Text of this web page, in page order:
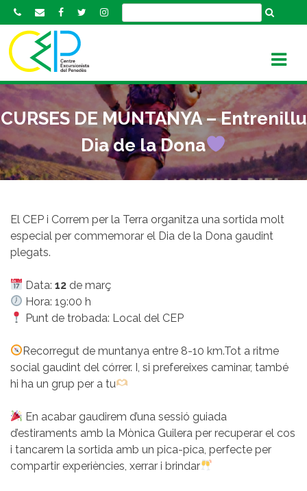
k
o
c
o
n
t
e
CURSES DE MUNTANYA – Entrenillu
Dia de la Dona
El CEP i Correm per la Terra organitza una sortida molt
especial per commemorar el Dia de la Dona gaudint
plegats.
Data:12 de març
Hora: 19:00 h
Punt de trobada: Local del CEP
Recorregut de muntanya entre 8-10 km.Tot a ritme
social gaudint del córrer. I, si prefereixes caminar, també
hi ha un grup per a tu
En acabar gaudirem d’una sessió guiada
d’estiraments amb la Mònica Guilera per recuperar el cos
i tancarem la sortida amb un pica-pica, perfecte per
compartir experiències, xerrar i brindar